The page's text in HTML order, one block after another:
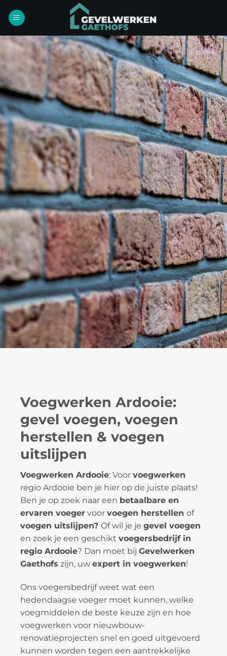
naar
Voegwerken Ardooie:
gevel voegen, voegen
herstellen & voegen
uitslijpen
Voegwerken Ardooie: Voor voegwerken
regio Ardooie ben je hier op de juiste plaats!
Ben je op zoek naar een betaalbare en
ervaren voeger voor voegen herstellen of
voegen uitslijpen? Of wil je je gevel voegen
en zoek je een geschikt voegersbedrijf in
regio Ardooie? Dan moet bij Gevelwerken
Gaethofs zijn, uw expert in voegwerken!
Ons voegersbedrijf weet wat een
hedendaagse voeger moet kunnen, welke
voegmiddelen de beste keuze zijn en hoe
voegwerken voor nieuwbouw-
renovatieprojecten snel en goed uitgevoerd
kunnen worden tegen een aantrekkelijke